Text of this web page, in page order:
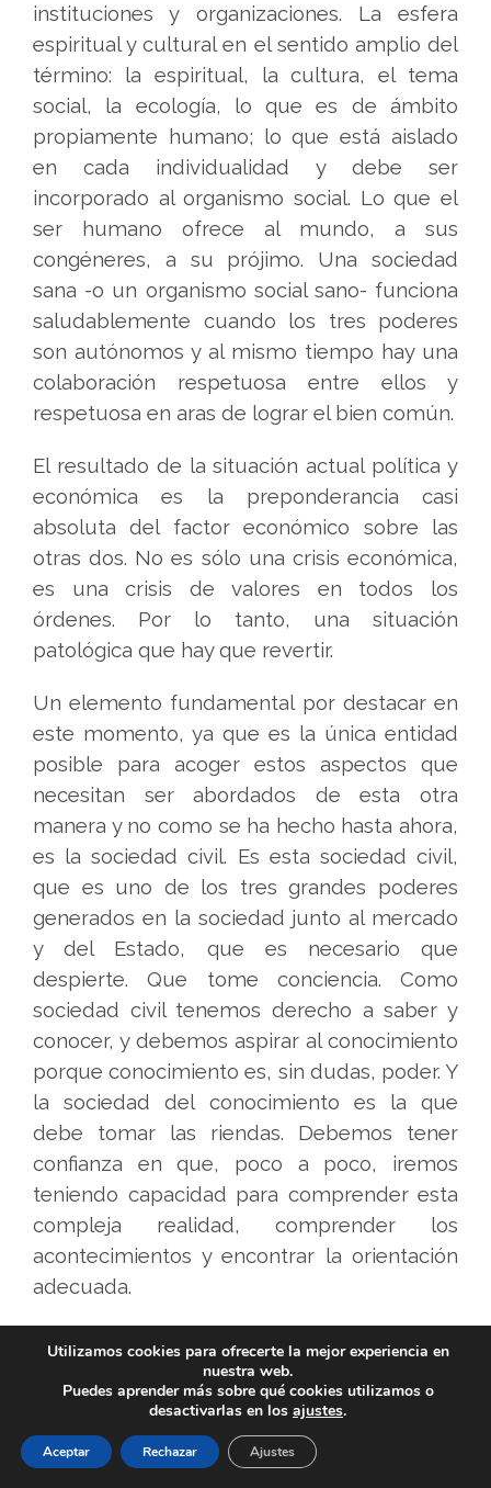
instituciones y organizaciones. La esfera
espiritual y cultural en el sentido amplio del
término: la espiritual, la cultura, el tema
social, la ecología, lo que es de ámbito
propiamente humano; lo que está aislado
en cada individualidad y debe ser
incorporado al organismo social. Lo que el
ser humano ofrece al mundo, a sus
congéneres, a su prójimo. Una sociedad
sana -o un organismo social sano- funciona
saludablemente cuando los tres poderes
son autónomos y al mismo tiempo hay una
colaboración respetuosa entre ellos y
respetuosa en aras de lograr el bien común.
El resultado de la situación actual política y
económica es la preponderancia casi
absoluta del factor económico sobre las
otras dos. No es sólo una crisis económica,
es una crisis de valores en todos los
órdenes. Por lo tanto, una situación
patológica que hay que revertir.
Un elemento fundamental por destacar en
este momento, ya que es la única entidad
posible para acoger estos aspectos que
necesitan ser abordados de esta otra
manera y no como se ha hecho hasta ahora,
es la sociedad civil. Es esta sociedad civil,
que es uno de los tres grandes poderes
generados en la sociedad junto al mercado
y del Estado, que es necesario que
despierte. Que tome conciencia. Como
sociedad civil tenemos derecho a saber y
conocer, y debemos aspirar al conocimiento
porque conocimiento es, sin dudas, poder. Y
la sociedad del conocimiento es la que
debe tomar las riendas. Debemos tener
confianza en que, poco a poco, iremos
teniendo capacidad para comprender esta
compleja realidad, comprender los
acontecimientos y encontrar la orientación
adecuada.
largo de la historia cualidades particulares,
pero si alguna debe tomar notoriedad en
este momento es precisamente la
conciencia. Esta toma de conciencia es la
Utilizamos cookies para ofrecerte la mejor experiencia en
nuestra web.
Puedes aprender más sobre qué cookies utilizamos o
desactivarlas en los ajustes.
Aceptar Rechazar Ajustes